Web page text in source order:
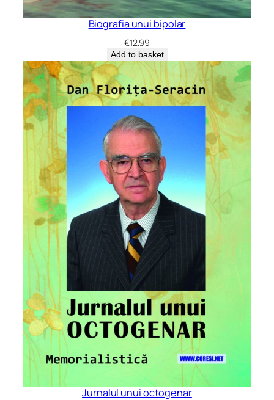
Biografia unui bipolar
€12.99
Add to basket
Jurnalul unui octogenar